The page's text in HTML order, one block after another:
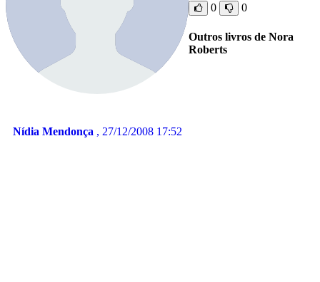
Nídia Mendonça , 27/12/2008 17:52
0 0
Outros livros de Nora
Roberts